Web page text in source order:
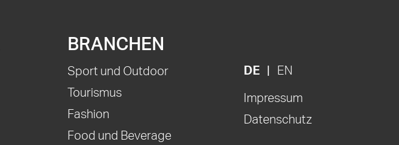
BRANCHEN
Sport und Outdoor
Tourismus
Fashion
Food und Beverage
DE EN
Impressum
Datenschutz